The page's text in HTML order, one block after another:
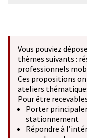
Vous pouviez
thèmes suivants :
professionnels
Ces propositions
ateliers
Pour être
Porter
stationnement
Répondre à